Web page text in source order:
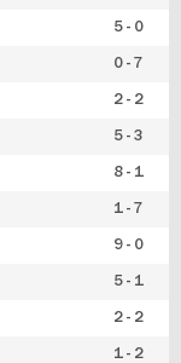
5 - 0
0 - 7
2 - 2
5 - 3
8 - 1
1 - 7
9 - 0
5 - 1
2 - 2
1 - 2